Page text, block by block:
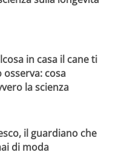
in casa il cane ti
cosa
la scienza
il guardiano che
di moda